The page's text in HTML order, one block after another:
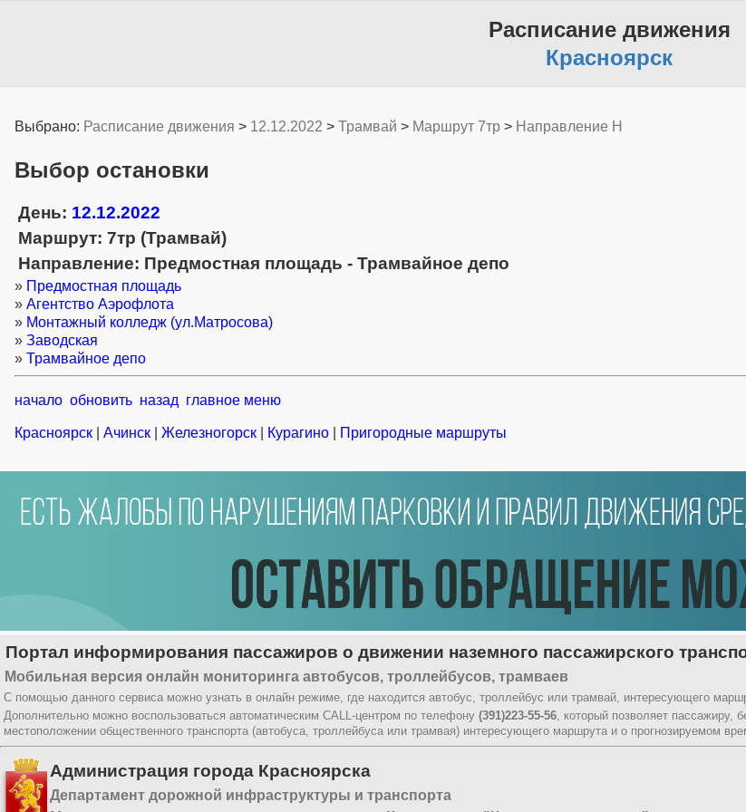
Расписание движения
Красноярск
Выбрано: Расписание движения > 12.12.2022 > Трамвай > Маршрут 7тр > Направление H
Выбор остановки
День: 12.12.2022
Маршрут: 7тр (Трамвай)
Направление: Предмостная площадь - Трамвайное депо
» Предмостная площадь
» Агентство Аэрофлота
» Монтажный колледж (ул.Матросова)
» Заводская
» Трамвайное депо
начало обновить назад главное меню
Красноярск Ачинск Железногорск Курагино Пригородные маршруты
Портал информирования пассажиров о движении наземного пассажирского
Мобильная версия онлайн мониторинга автобусов, троллейбусов, трамваев
С помощью данного сервиса можно узнать в онлайн режиме, где находится автобус, троллейбус или трамвай, интересующего
Дополнительно можно воспользоваться автоматическим CALL-центром по телефону (391)223-55-56, который позволяет пассажиру,
местоположении общественного транспорта (автобуса, троллейбуса или трамвая) интересующего маршрута и о прогнозируемом
Администрация города Красноярска
Департамент дорожной инфраструктуры и транспорта